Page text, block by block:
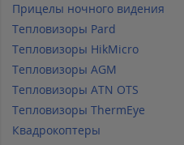
Прицелы ночного видения
Тепловизоры Pard
Тепловизоры HikMicro
Тепловизоры AGM
Тепловизоры ATN OTS
Тепловизоры ThermEye
Квадрокоптеры